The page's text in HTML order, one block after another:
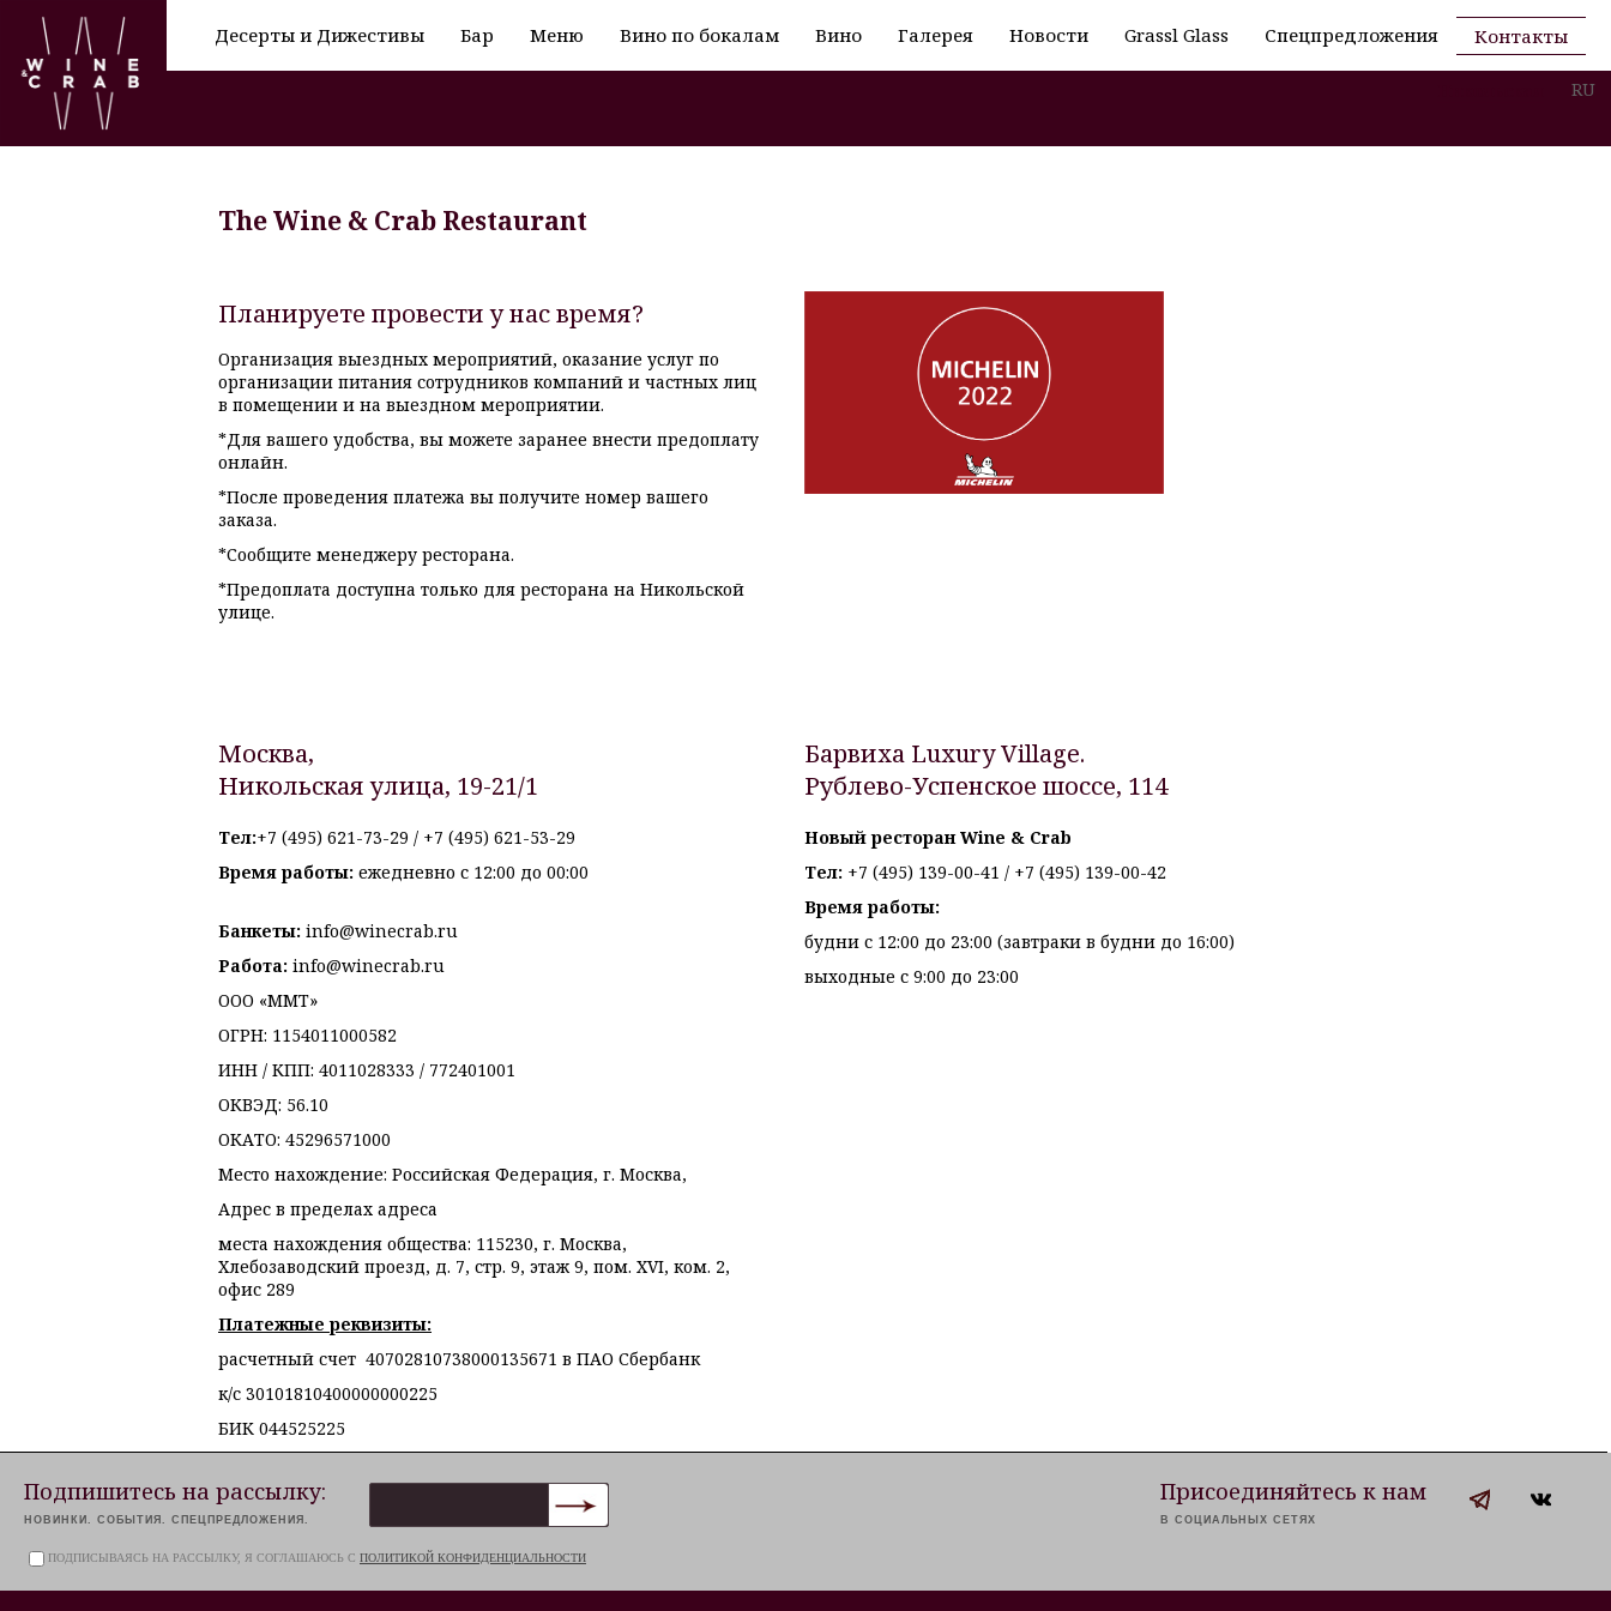
Десерты и Дижестивы Бар Меню Вино по бокалам Вино Галерея Новости Grassl Glass Спецпредложения Контакты
RU
The Wine & Crab Restaurant
Планируете провести у нас время?
Организация выездных мероприятий, оказание услуг по
организации питания сотрудников компаний и частных лиц
в помещении и на выездном мероприятии.
*Для вашего удобства, вы можете заранее внести предоплату
онлайн.
*После проведения платежа вы получите номер вашего
заказа.
*Сообщите менеджеру ресторана.
*Предоплата доступна только для ресторана на Никольской
улице.
Москва,
Никольская улица, 19-21/1
Тел:+7 (495) 621-73-29 / +7 (495) 621-53-29
Время работы: ежедневно с 12:00 до 00:00
Банкеты: info@winecrab.ru
Работа: info@winecrab.ru
ООО «ММТ»
ОГРН: 1154011000582
ИНН / КПП: 4011028333 / 772401001
ОКВЭД: 56.10
ОКАТО: 45296571000
Место нахождение: Российская Федерация, г. Москва,
Адрес в пределах адреса
места нахождения общества: 115230, г. Москва,
Хлебозаводский проезд, д. 7, стр. 9, этаж 9, пом. XVI, ком. 2,
офис 289
Платежные реквизиты:
расчетный счет 40702810738000135671 в ПАО Сбербанк
к/с 30101810400000000225
БИК 044525225
Барвиха Luxury Village.
Рублево-Успенское шоссе, 114
Новый ресторан Wine & Crab
Тел: +7 (495) 139-00-41 / +7 (495) 139-00-42
Время работы:
будни с 12:00 до 23:00 (завтраки в будни до 16:00)
выходные с 9:00 до 23:00
Подпишитесь на рассылку:
НОВИНКИ. СОБЫТИЯ. СПЕЦПРЕДЛОЖЕНИЯ.
ПОДПИСЫВАЯСЬ НА РАССЫЛКУ, Я СОГЛАШАЮСЬ С ПОЛИТИКОЙ КОНФИДЕНЦИАЛЬНОСТИ
Присоединяйтесь к нам
В СОЦИАЛЬНЫХ СЕТЯХ